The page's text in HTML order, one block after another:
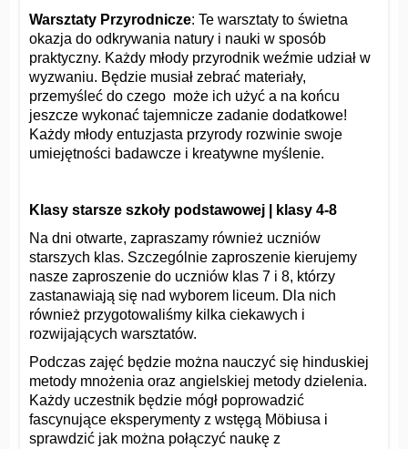
Warsztaty Przyrodnicze: Te warsztaty to świetna
okazja do odkrywania natury i nauki w sposób
praktyczny. Każdy młody przyrodnik weźmie udział w
wyzwaniu. Będzie musiał zebrać materiały,
przemyśleć do czego może ich użyć a na końcu
jeszcze wykonać tajemnicze zadanie dodatkowe!
Każdy młody entuzjasta przyrody rozwinie swoje
umiejętności badawcze i kreatywne myślenie.
Klasy starsze szkoły podstawowej | klasy 4-8
Na dni otwarte, zapraszamy również uczniów
starszych klas. Szczególnie zaproszenie kierujemy
nasze zaproszenie do uczniów klas 7 i 8, którzy
zastanawiają się nad wyborem liceum. Dla nich
również przygotowaliśmy kilka ciekawych i
rozwijających warsztatów.
Podczas zajęć będzie można nauczyć się hinduskiej
metody mnożenia oraz angielskiej metody dzielenia.
Każdy uczestnik będzie mógł poprowadzić
fascynujące eksperymenty z wstęgą Möbiusa i
sprawdzić jak można połączyć naukę z